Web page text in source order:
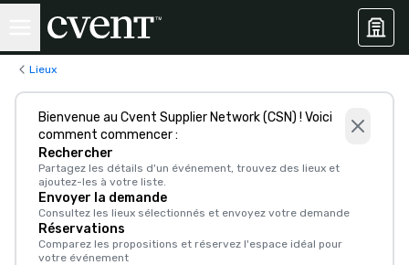
Lieux
Bienvenue au Cvent Supplier Network (CSN) ! Voici
comment commencer :
Rechercher
Partagez les détails d'un événement, trouvez des lieux et
ajoutez-les à votre liste.
Envoyer la demande
Consultez les lieux sélectionnés et envoyez votre demande
Réservations
Comparez les propositions et réservez l'espace idéal pour
votre événement